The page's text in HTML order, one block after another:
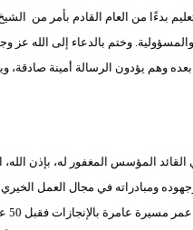
بدءًا من العام القادم بأمر من
وختم بالدعاء إلى الله
وهم يؤدون الرسالة أمينة صادقة،
المؤسس المغفور له، بإذن
ومبادراته في مجال العمل الخيري
في